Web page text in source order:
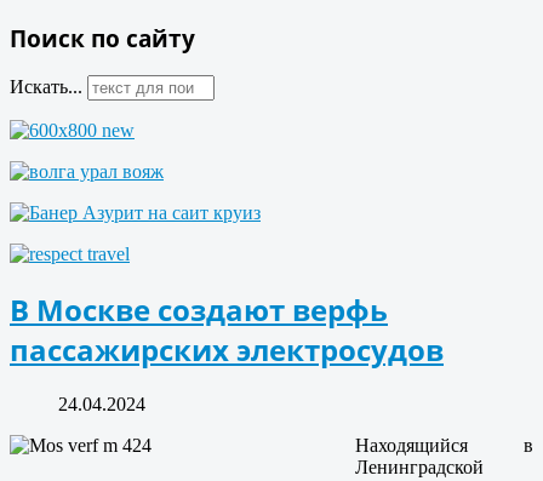
Поиск по сайту
Искать...
В Москве создают верфь
пассажирских электросудов
24.04.2024
Находящийся в
Ленинградской